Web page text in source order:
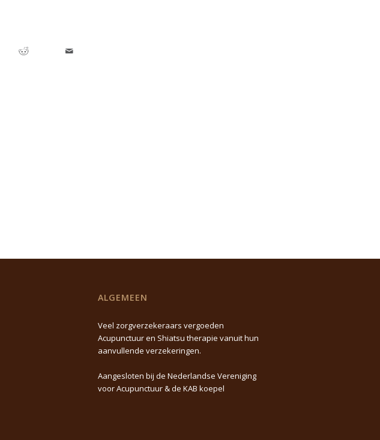
ALGEMEEN
Veel zorgverzekeraars vergoeden
Acupunctuur en Shiatsu therapie vanuit hun
aanvullende verzekeringen.
Aangesloten bij de Nederlandse Vereniging
voor Acupunctuur & de KAB koepel